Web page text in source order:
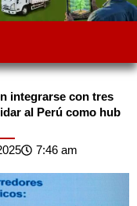
integrarse con tres
al Perú como hub
7:46 am